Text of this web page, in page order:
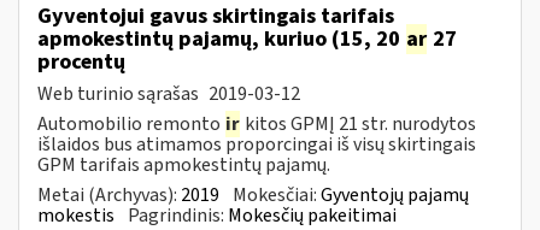
Gyventojui gavus skirtingais tarifais
apmokestintų pajamų, kuriuo (15, 20 ar 27
procentų
Web turinio sąrašas 2019-03-12
Automobilio remonto ir kitos GPMĮ 21 str. nurodytos
išlaidos bus atimamos proporcingai iš visų skirtingais
GPM tarifais apmokestintų pajamų.
Metai (Archyvas): 2019 Mokesčiai:Gyventojų pajamų
mokestis Pagrindinis: Mokesčių pakeitimai